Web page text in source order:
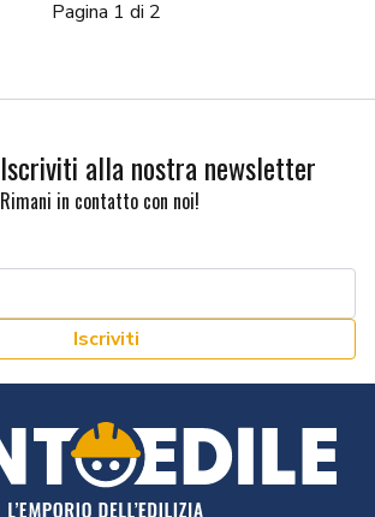
Pagina 1 di 2
Iscriviti alla nostra newsletter
Rimani in contatto con noi!
Iscriviti